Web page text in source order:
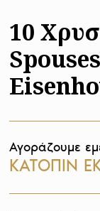
10
Αγοράζουμε
ΚΑΤΟΠΙΝ